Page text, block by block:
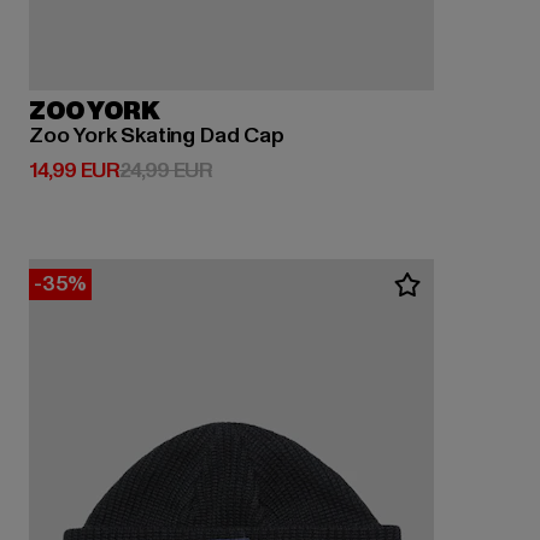
ZOO YORK
Zoo York Skating Dad Cap
14,99 EUR
Derzeitiger Preis: 14,99 EUR
24,99 EURAktionspreis: 24,99 EUR
-35%